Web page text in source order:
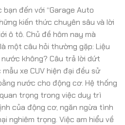
đến với “Garage Auto
kiến thức chuyên sâu và lời
ô tô. Chủ đề hôm nay mà
một câu hỏi thường gặp: Liệu
không? Câu trả lời dứt
xe CUV hiện đại đều sử
nước cho động cơ. Hệ thống
trọng trong việc duy trì
của động cơ, ngăn ngừa tình
nghiêm trọng. Việc am hiểu về